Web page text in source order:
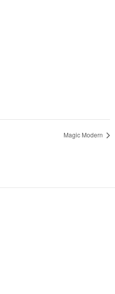
Magic Modern